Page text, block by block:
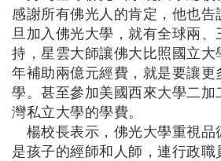
感謝所有佛光人的肯定，他也告
旦加入佛光大學，就有全球兩、
持，星雲大師讓佛大比照國立大
年補助兩億元經費，就是要讓更
學。甚至參加美國西來大學二加
灣私立大學的學費。
楊校長表示，佛光大學重視品
是孩子的經師和人師，連行政職